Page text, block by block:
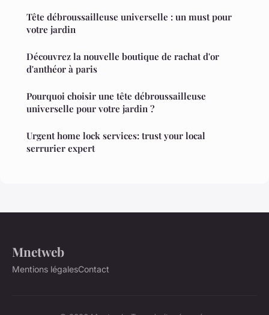
Tête débroussailleuse universelle : un must pour
votre jardin
Découvrez la nouvelle boutique de rachat d'or
d'anthéor à paris
Pourquoi choisir une tête débroussailleuse
universelle pour votre jardin ?
Urgent home lock services: trust your local
serrurier expert
Mnetweb
Mentions légalesContact